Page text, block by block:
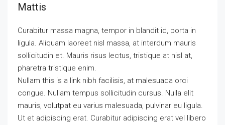
Mattis
Curabitur massa magna, tempor in blandit id, porta in
ligula. Aliquam laoreet nisl massa, at interdum mauris
sollicitudin et. Mauris risus lectus, tristique at nisl at,
pharetra tristique enim.
Nullam this is a link nibh facilisis, at malesuada orci
congue. Nullam tempus sollicitudin cursus. Nulla elit
mauris, volutpat eu varius malesuada, pulvinar eu ligula.
Ut et adipiscing erat. Curabitur adipiscing erat vel libero